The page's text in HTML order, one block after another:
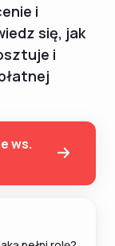
i
się, jak
i
ws.